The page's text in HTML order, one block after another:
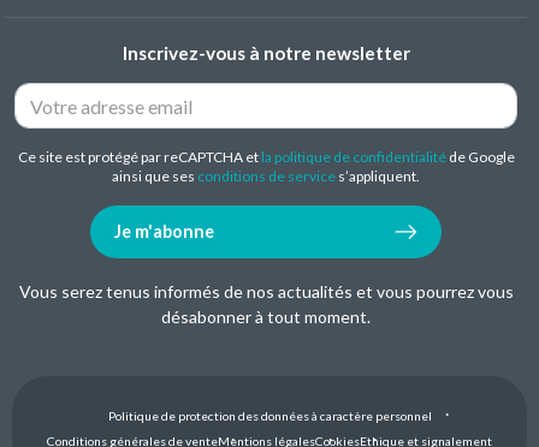
Inscrivez-vous à notre newsletter
Ce site est protégé par reCAPTCHA et la politique de confidentialitéde Google
ainsi que ses conditions de service s’appliquent.
Je m'abonne
Vous serez tenus informés de nos actualités et vous pourrez vous
désabonner à tout moment.
Politique de protection des données à caractère personnel
Conditions générales de venteMentions légalesCookiesEthique et signalement